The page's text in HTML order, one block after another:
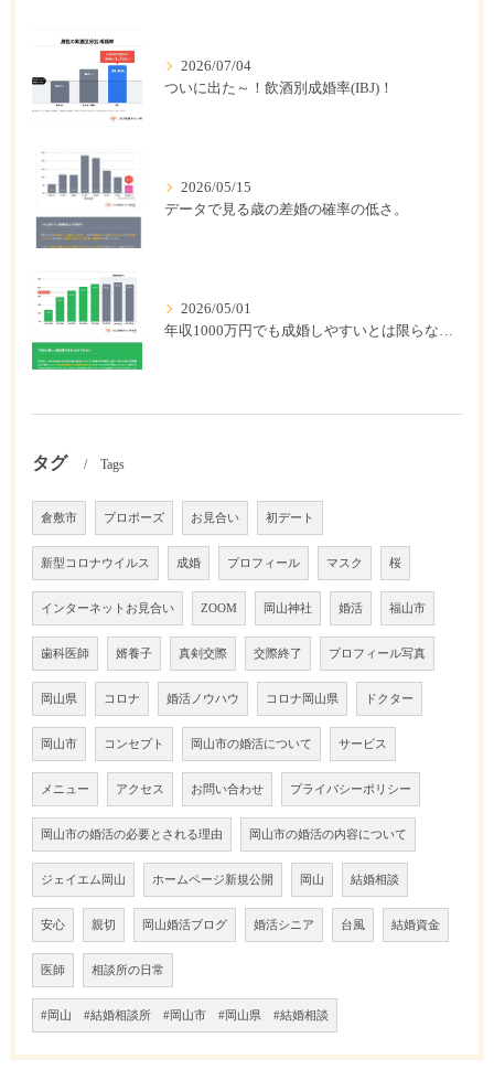
2026/07/04
ついに出た～！飲酒別成婚率(IBJ)！
2026/05/15
データで見る歳の差婚の確率の低さ。
2026/05/01
年収1000万円でも成婚しやすいとは限らない? 「年収帯別の成婚率」のリアル
タグ Tags
倉敷市 プロポーズ お見合い 初デート
新型コロナウイルス 成婚 プロフィール マスク 桜
インターネットお見合い ZOOM 岡山神社 婚活 福山市
歯科医師 婿養子 真剣交際 交際終了 プロフィール写真
岡山県 コロナ 婚活ノウハウ コロナ岡山県 ドクター
岡山市 コンセプト 岡山市の婚活について サービス
メニュー アクセス お問い合わせ プライバシーポリシー
岡山市の婚活の必要とされる理由 岡山市の婚活の内容について
ジェイエム岡山 ホームページ新規公開 岡山 結婚相談
安心 親切 岡山婚活ブログ 婚活シニア 台風 結婚資金
医師 相談所の日常
#岡山 #結婚相談所 #岡山市 #岡山県 #結婚相談